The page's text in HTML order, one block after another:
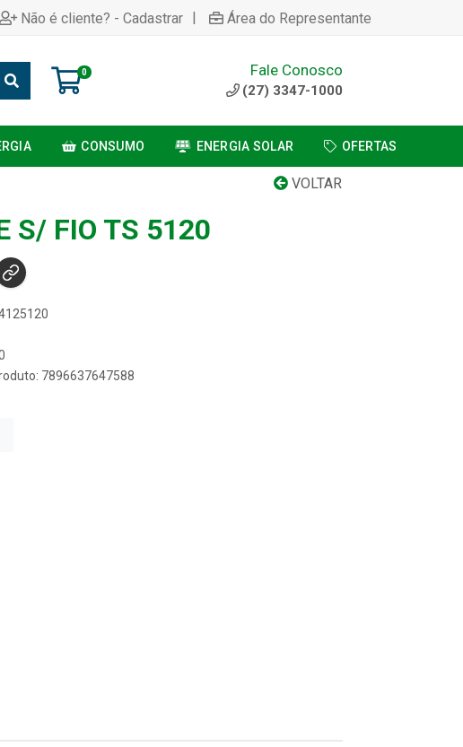
Não é cliente? - Cadastrar | Área do Representante
0 Fale Conosco
(27) 3347-1000
CONSUMO ENERGIA SOLAR OFERTAS
VOLTAR
S/ FIO TS 5120
7896637647588